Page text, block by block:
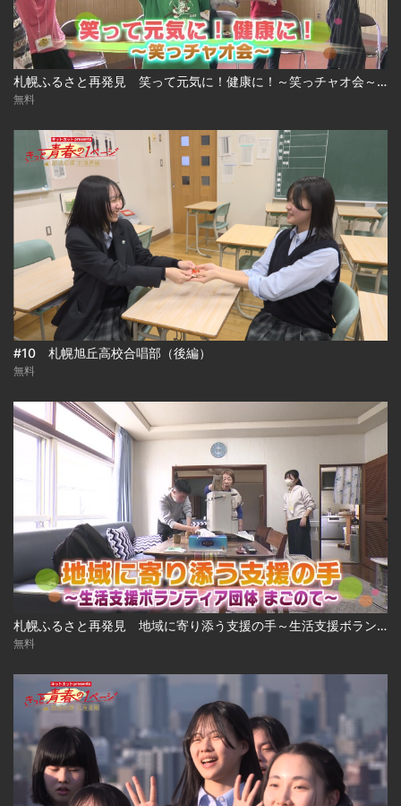
札幌ふるさと再発見 笑って元気に！健康に！～笑っチャオ会～2026年6月13日放送
無料
#10 札幌旭丘高校合唱部（後編）
無料
札幌ふるさと再発見 地域に寄り添う支援の手～生活支援ボランティア団体 まごのて～2026年6月6日放送
無料